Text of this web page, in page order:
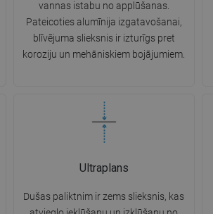
vannas istabu no applūšanas.
Pateicoties alumīnija izgatavošanai,
blīvējuma slieksnis ir izturīgs pret
koroziju un mehāniskiem bojājumiem.
Ultraplans
Dušas paliktnim ir zems slieksnis, kas